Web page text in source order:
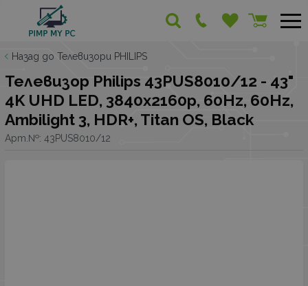
Назад до Телевизори PHILIPS
Телевизор Philips 43PUS8010/12 - 43"
4K UHD LED, 3840x2160p, 60Hz, 60Hz,
Ambilight 3, HDR+, Titan OS, Black
Арт.№: 43PUS8010/12